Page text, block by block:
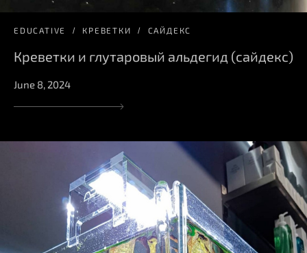
EDUCATIVE КРЕВЕТКИ САЙДЕКС
Креветки и глутаровый альдегид (сайдекс)
June 8, 2024